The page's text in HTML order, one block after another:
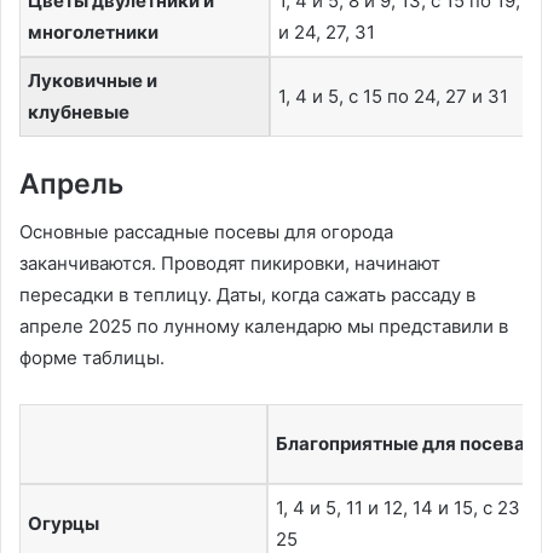
многолетники
и 24, 27, 31
Луковичные и
клубневые
1, 4 и 5, с 15 по 24, 27 и 31
Апрель
Основные рассадные посевы для огорода
заканчиваются. Проводят пикировки, начинают
пересадки в теплицу. Даты, когда сажать рассаду в
апреле 2025 по лунному календарю мы представили в
форме таблицы.
Благоприятные для посева
Огурцы
1, 4 и 5, 11 и 12, 14 и 15, с 23
25